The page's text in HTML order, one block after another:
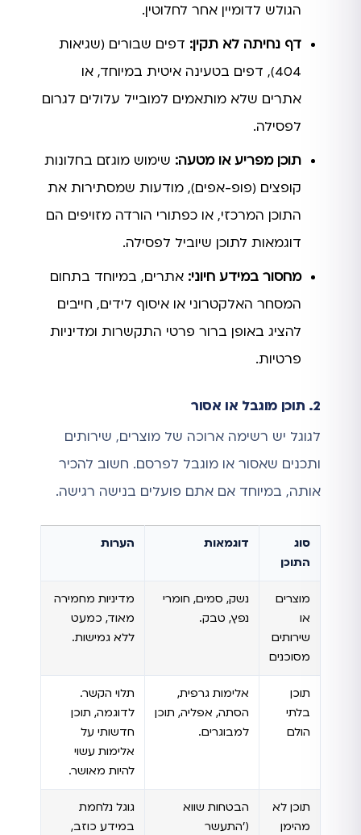
הגולש לדומיין אחר לחלוטין.
דף נחיתה לא תקין: דפים שבורים (שגיאות
404), דפים בטעינה איטית במיוחד, או
אתרים שלא מותאמים למובייל עלולים לגרום
לפסילה.
תוכן מפריע או מטעה: שימוש מוגזם בחלונות
קופצים (פופ-אפים), מודעות שמסתירות את
התוכן המרכזי, או כפתורי הורדה מזויפים הם
דוגמאות לתוכן שיוביל לפסילה.
מחסור במידע חיוני: אתרים, במיוחד בתחום
המסחר האלקטרוני או איסוף לידים, חייבים
להציג באופן ברור פרטי התקשרות ומדיניות
פרטיות.
2. תוכן מוגבל או אסור
לגוגל יש רשימה ארוכה של מוצרים, שירותים
ותכנים שאסור או מוגבל לפרסם. חשוב להכיר
אותה, במיוחד אם אתם פועלים בנישה רגישה.
סוג
התוכן
דוגמאות הערות
מוצרים
או
שירותים
מסוכנים
נשק, סמים, חומרי
נפץ, טבק.
מדיניות מחמירה
מאוד, כמעט
ללא גמישות.
תוכן
בלתי
הולם
אלימות גרפית,
הסתה, אפליה, תוכן
למבוגרים.
תלוי הקשר.
לדוגמה, תוכן
חדשותי על
אלימות עשוי
להיות מאושר.
תוכן לא
מהימן
הבטחות שווא
('התעשר
גוגל נלחמת
במידע כוזב,